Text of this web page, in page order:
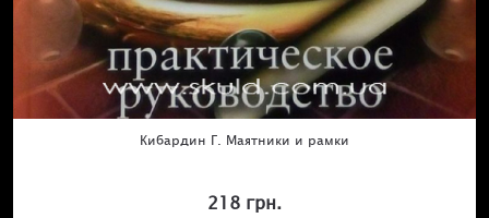
Кибардин Г. Маятники и рамки
218 грн.